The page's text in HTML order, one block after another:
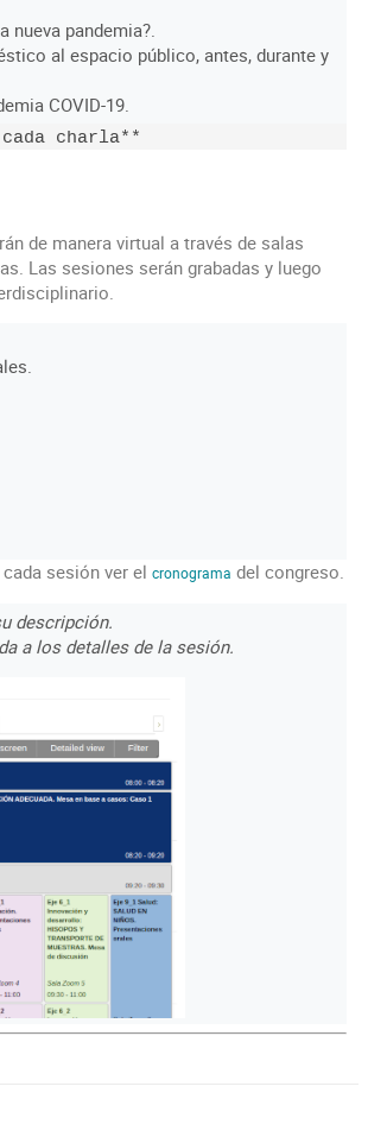
nueva pandemia?.
al espacio público, antes, durante y
COVID-19.
de manera virtual a través de salas
Las sesiones serán grabadas y luego
sesión ver el cronograma del congreso.
descripción.
a los detalles de la sesión.